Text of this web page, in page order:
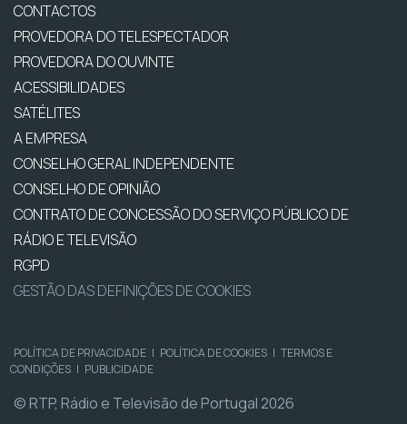
CONTACTOS
PROVEDORA DO TELESPECTADOR
PROVEDORA DO OUVINTE
ACESSIBILIDADES
SATÉLITES
A EMPRESA
CONSELHO GERAL INDEPENDENTE
CONSELHO DE OPINIÃO
CONTRATO DE CONCESSÃO DO SERVIÇO PÚBLICO DE
RÁDIO E TELEVISÃO
RGPD
GESTÃO DAS DEFINIÇÕES DE COOKIES
POLÍTICA DE PRIVACIDADE | POLÍTICA DE COOKIES | TERMOS E
CONDIÇÕES | PUBLICIDADE
© RTP, Rádio e Televisão de Portugal 2026